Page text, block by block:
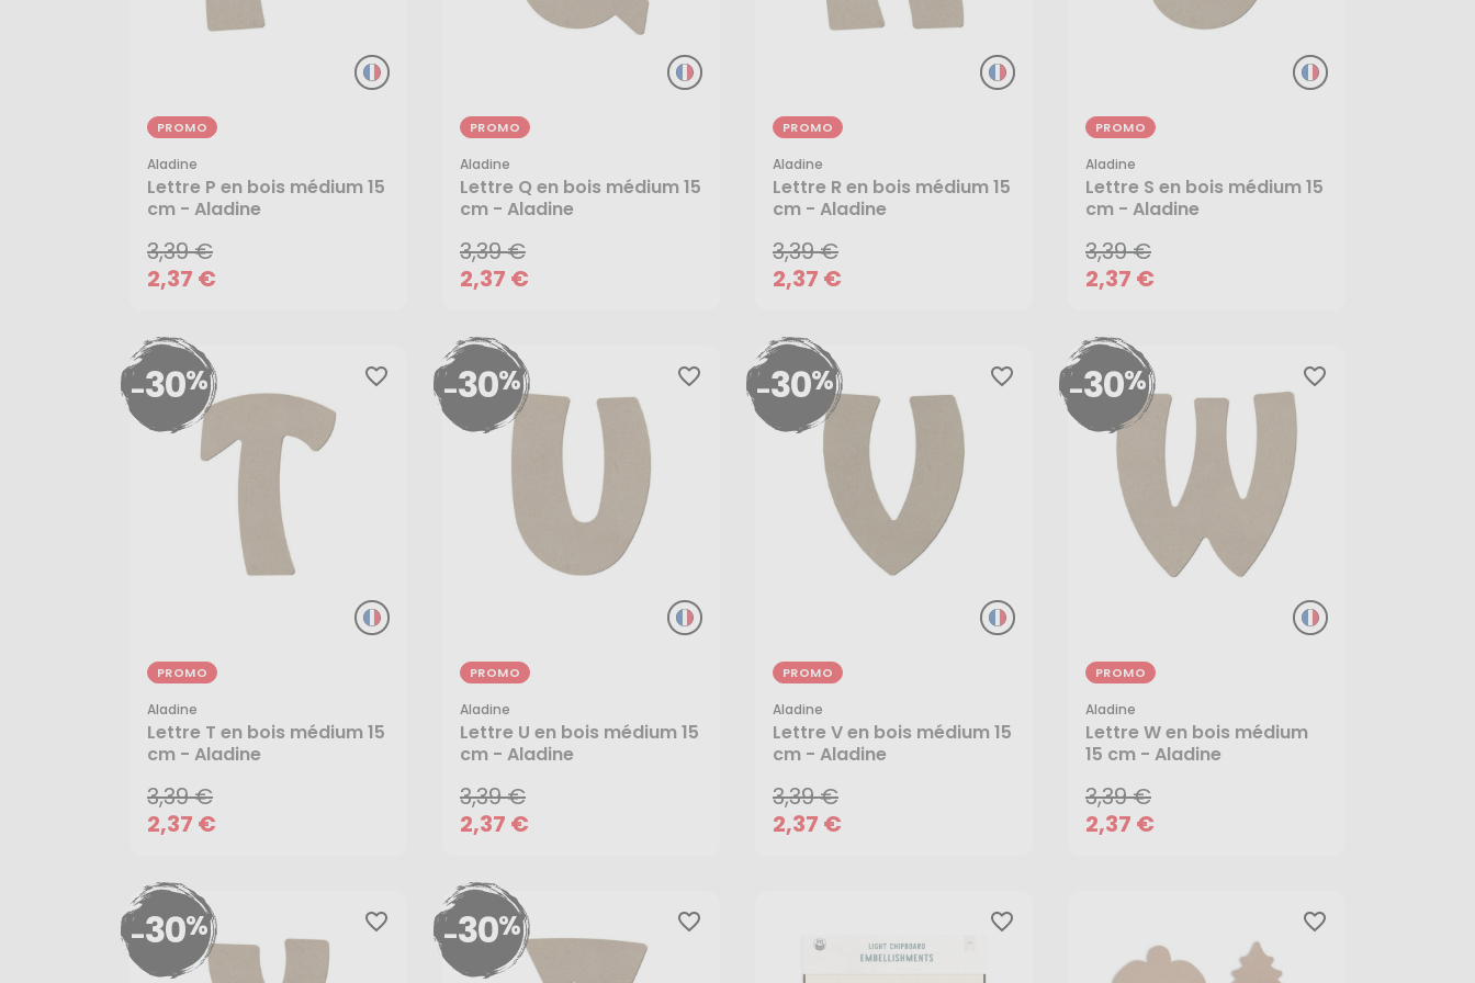
PROMO
Aladine
Lettre P en bois médium 15
cm - Aladine
3,39 €
2,37 €
3,39 €
2,37 €
AJOUTER AU PANIER
PROMO
Aladine
Lettre Q en bois médium 15
cm - Aladine
3,39 €
2,37 €
3,39 €
2,37 €
AJOUTER AU PANIER
PROMO
Aladine
Lettre R en bois médium 15
cm - Aladine
3,39 €
2,37 €
3,39 €
2,37 €
AJOUTER AU PANIER
PROMO
Aladine
Lettre S en bois médium 15
cm - Aladine
3,39 €
2,37 €
3,39 €
2,37 €
AJOUTER AU PANIER
favorite_border
-30%
PROMO
Aladine
Lettre T en bois médium 15
cm - Aladine
3,39 €
2,37 €
3,39 €
2,37 €
AJOUTER AU PANIER
favorite_border
-30%
PROMO
Aladine
Lettre U en bois médium 15
cm - Aladine
3,39 €
2,37 €
3,39 €
2,37 €
AJOUTER AU PANIER
favorite_border
-30%
PROMO
Aladine
Lettre V en bois médium 15
cm - Aladine
3,39 €
2,37 €
3,39 €
2,37 €
AJOUTER AU PANIER
favorite_border
-30%
PROMO
Aladine
Lettre W en bois médium
15 cm - Aladine
3,39 €
2,37 €
3,39 €
2,37 €
AJOUTER AU PANIER
favorite_border
-30% favorite_border
-30% favorite_border favorite_border